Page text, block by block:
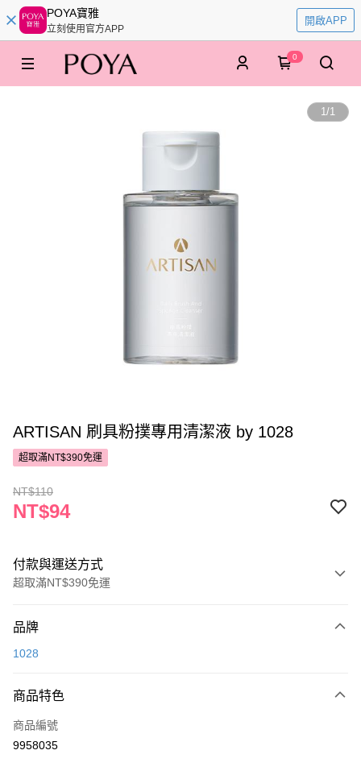
POYA寶雅
立刻使用官方APP
開啟APP
0
1/1
ARTISAN 刷具粉撲專用清潔液 by 1028
超取滿NT$390免運
NT$110
NT$94
付款與運送方式
超取滿NT$390免運
POYA支付
超商取貨付款
LINE Pay
品牌
1028
商品特色
商品編號
9958035